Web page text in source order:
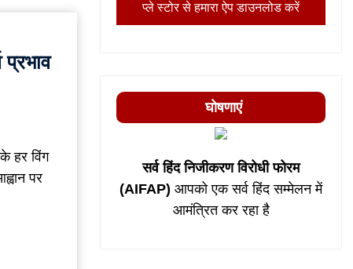
हर विंग
पर
प्ले स्टोर से हमारा ऐप डाउनलोड करें
घोषणाएं
सर्व हिंद निजीकरण विरोधी फोरम
(AIFAP) आपको एक सर्व हिंद सम्मेलन में
आमंत्रित कर रहा है